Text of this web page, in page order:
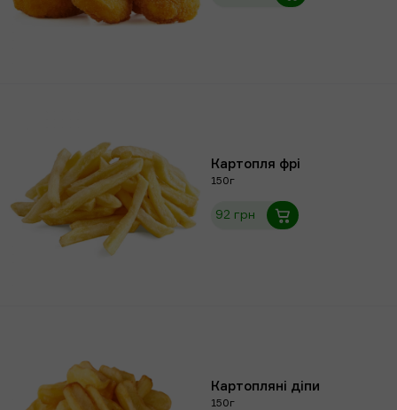
Картопля фрі
150г
92 грн
Картопляні діпи
150г